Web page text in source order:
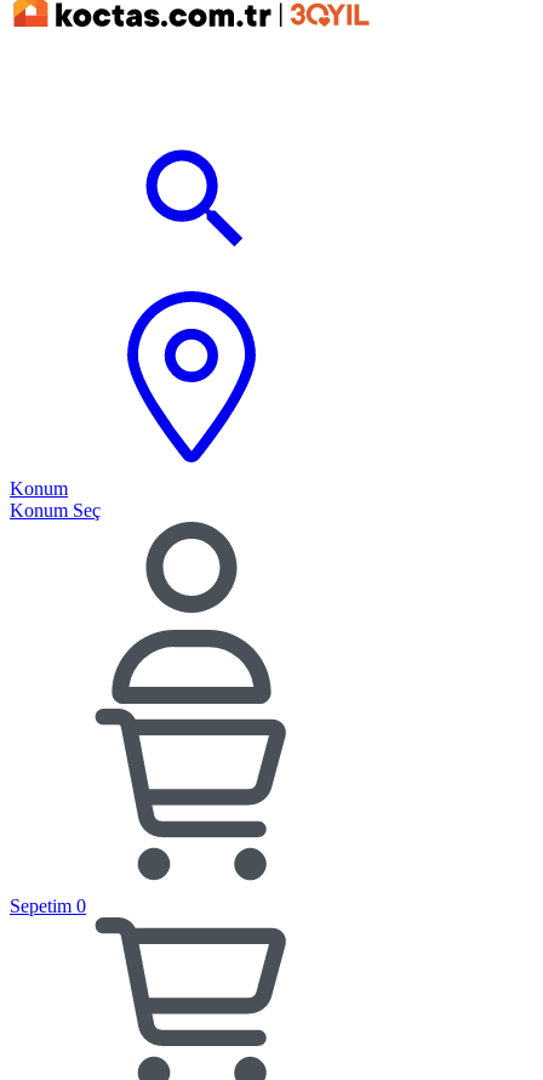
Konum
Konum Seç
Sepetim 0